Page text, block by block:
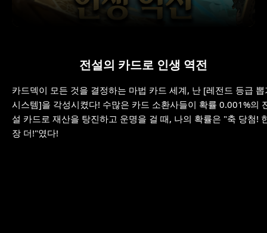
전설의 카드로 인생 역전
카드덱이 모든 것을 결정하는 마법 카드 세계, 난 [레전드 등급 뽑
시스템]을 각성시켰다! 수많은 카드 소환사들이 확률 0.001%의
설 카드로 재산을 탕진하고 운명을 걸 때, 나의 확률은 "축 당첨!
장 더!"였다!